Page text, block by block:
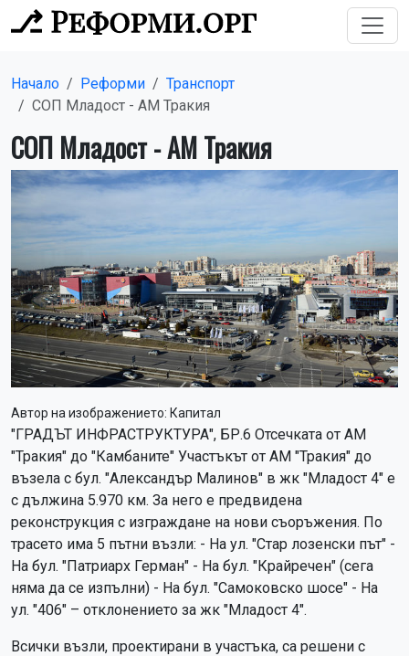
Начало Реформи
Транспорт
СОП Младост - АМ Тракия
СОП Младост - АМ Тракия
Автор на изображението: Капитал
"ГРАДЪТ ИНФРАСТРУКТУРА", БР.6 Отсечката от АМ
"Тракия" до "Камбаните" Участъкът от АМ "Тракия" до
възела с бул. "Александър Малинов" в жк "Младост 4" е
с дължина 5.970 км. За него е предвидена
реконструкция с изграждане на нови съоръжения. По
трасето има 5 пътни възли: - На ул. "Стар лозенски път" -
На бул. "Патриарх Герман" - На бул. "Крайречен" (сега
няма да се изпълни) - На бул. "Самоковско шосе" - На
ул. "406" – отклонението за жк "Младост 4".
Всички възли, проектирани в участъка, са решени с